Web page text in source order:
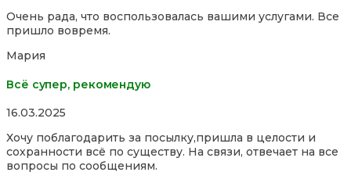
out
of
Очень рада, что воспользовалась вашими услугами. Все
пришло вовремя.
Мария
Всё супер, рекомендую
Rated
out
of
5
16.03.2025
Хочу поблагодарить за посылку,пришла в целости и
сохранности всё по существу. На связи, отвечает на все
вопросы по сообщениям.